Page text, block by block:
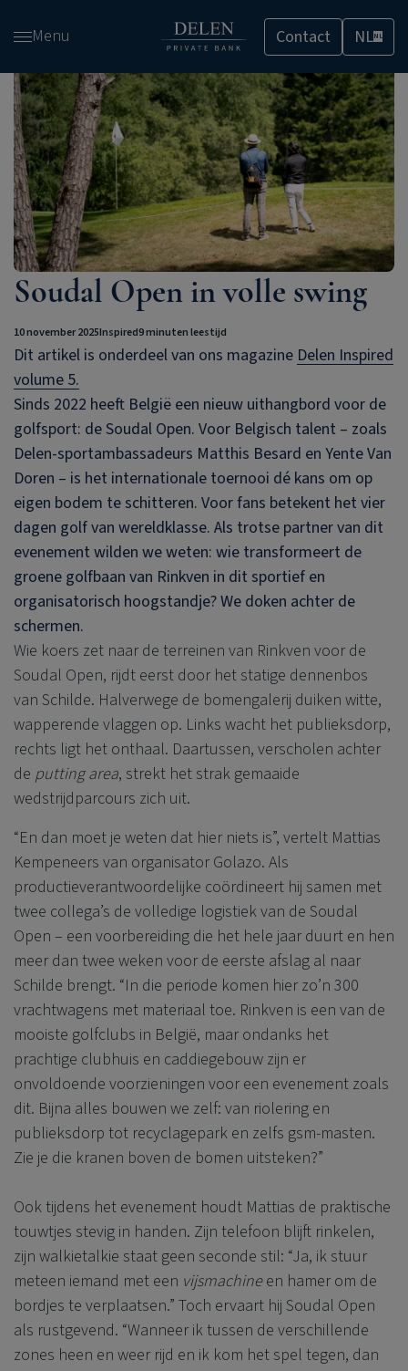
en
de
inhoud
gaan
Menu Contact NLNL
Soudal Open in volle swing
10 november 2025Inspired9 minuten leestijd
Dit artikel is onderdeel van ons magazine Delen Inspired
volume 5.
Sinds 2022 heeft België een nieuw uithangbord voor de
golfsport: de Soudal Open. Voor Belgisch talent – zoals
Delen-sportambassadeurs Matthis Besard en Yente Van
Doren – is het internationale toernooi dé kans om op
eigen bodem te schitteren. Voor fans betekent het vier
dagen golf van wereldklasse. Als trotse partner van dit
evenement wilden we weten: wie transformeert de
groene golfbaan van Rinkven in dit sportief en
organisatorisch hoogstandje? We doken achter de
schermen.
Wie koers zet naar de terreinen van Rinkven voor de
Soudal Open, rijdt eerst door het statige dennenbos
van Schilde. Halverwege de bomengalerij duiken witte,
wapperende vlaggen op. Links wacht het publieksdorp,
rechts ligt het onthaal. Daartussen, verscholen achter
de putting area, strekt het strak gemaaide
wedstrijdparcours zich uit.
“En dan moet je weten dat hier niets is”, vertelt Mattias
Kempeneers van organisator Golazo. Als
productieverantwoordelijke coördineert hij samen met
twee collega’s de volledige logistiek van de Soudal
Open – een voorbereiding die het hele jaar duurt en hen
meer dan twee weken voor de eerste afslag al naar
Schilde brengt. “In die periode komen hier zo’n 300
vrachtwagens met materiaal toe. Rinkven is een van de
mooiste golfclubs in België, maar ondanks het
prachtige clubhuis en caddiegebouw zijn er
onvoldoende voorzieningen voor een evenement zoals
dit. Bijna alles bouwen we zelf: van riolering en
publieksdorp tot recyclagepark en zelfs gsm-masten.
Zie je die kranen boven de bomen uitsteken?”
Ook tijdens het evenement houdt Mattias de praktische
touwtjes stevig in handen. Zijn telefoon blijft rinkelen,
zijn walkietalkie staat geen seconde stil: “Ja, ik stuur
meteen iemand met een vijsmachineen hamer om de
bordjes te verplaatsen.” Toch ervaart hij Soudal Open
als rustgevend. “Wanneer ik tussen de verschillende
zones heen en weer rijd en ik kom het spel tegen, dan